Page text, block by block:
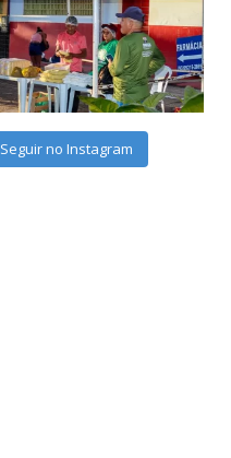
Seguir no Instagram